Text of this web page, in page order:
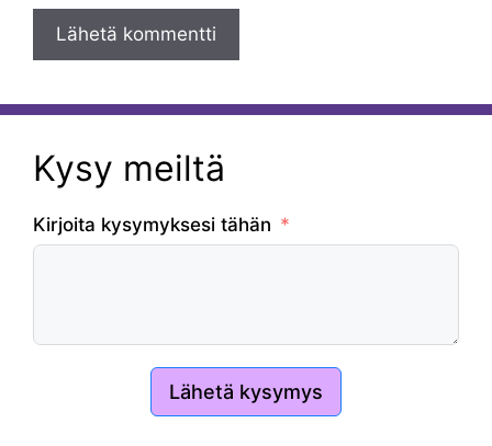
Kysy meiltä
Kirjoita kysymyksesi tähän
Lähetä kysymys